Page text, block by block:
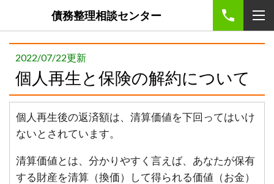
債務整理相談センター
2022/07/22更新
個人再生と保険の解約について
個人再生後の返済額は、清算価値を下回ってはいけ
ないとされています。
清算価値とは、分かりやすく言えば、あなたが保有
する財産を清算（換価）して得られる価値（お金）